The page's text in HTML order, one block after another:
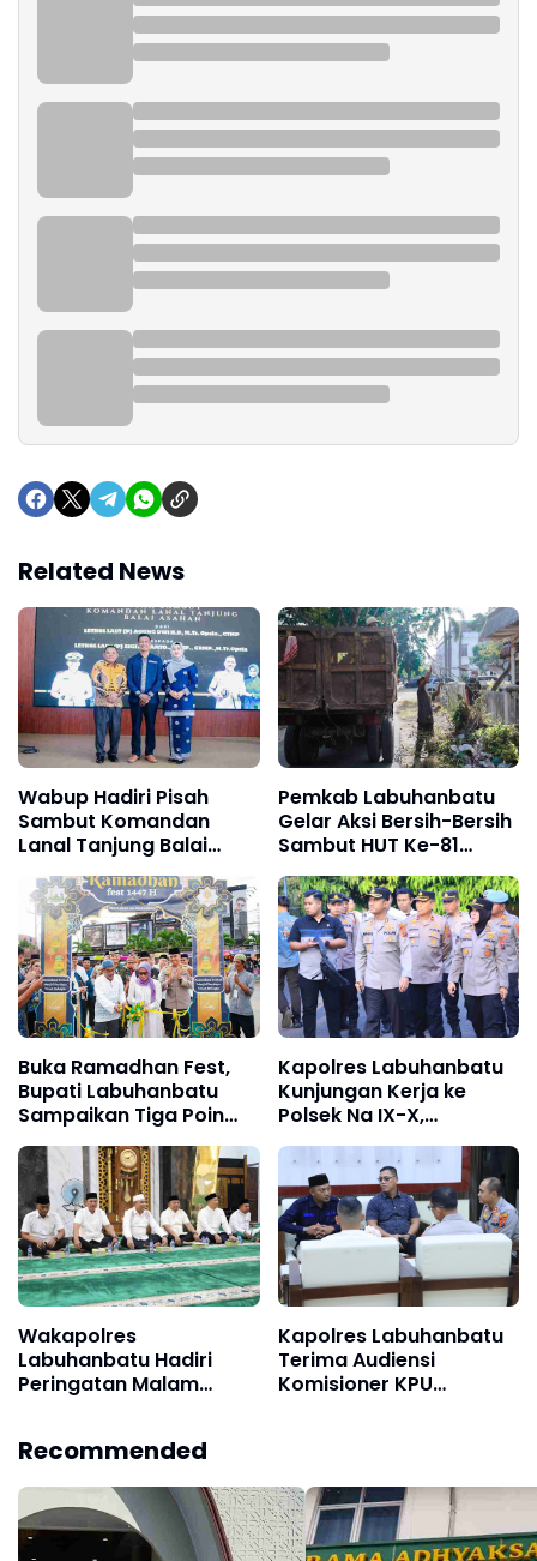
Related News
Wabup Hadiri Pisah
Sambut Komandan
Lanal Tanjung Balai
Asahan
Pemkab Labuhanbatu
Gelar Aksi Bersih-Bersih
Sambut HUT Ke-81
Kemerdekaan RI
Buka Ramadhan Fest,
Bupati Labuhanbatu
Sampaikan Tiga Poin
Penting
Kapolres Labuhanbatu
Kunjungan Kerja ke
Polsek Na IX-X,
Tekankan Disiplin dan
Pelayanan Prima
Wakapolres
Labuhanbatu Hadiri
Peringatan Malam
Masjid Raya Al-Ikhlas
Kapolres Labuhanbatu
Terima Audiensi
Komisioner KPU
Recommended